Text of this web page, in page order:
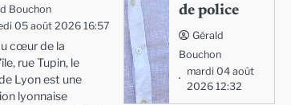
Bouchon
05 août 2026 16:57
cœur de la
rue Tupin, le
Lyon est une
lyonnaise
de police
Gérald
Bouchon
mardi 04 août
2026 12:32